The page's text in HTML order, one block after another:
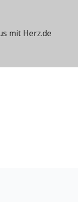
mit Herz.de